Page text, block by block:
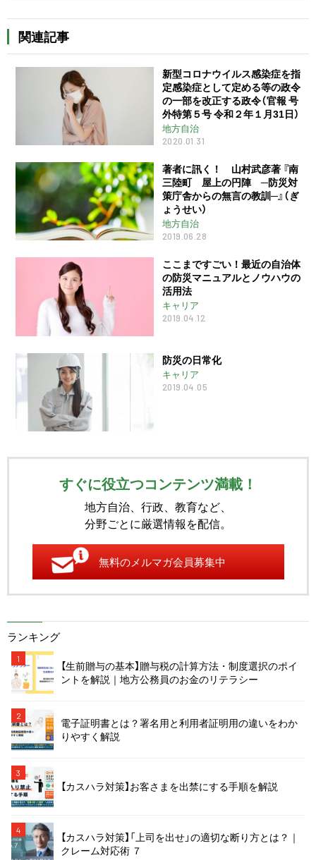
関連記事
新型コロナウイルス感染症を指
定感染症として定める等の政令
の一部を改正する政令（官報 号
外特第５号 令和２年１月31日）
地方自治
2020.01.31
著者に訊く！ 山村武彦著 『南
三陸町 屋上の円陣 ─防災対
策庁舎からの無言の教訓─』（ぎ
ょうせい）
地方自治
2019.06.28
ここまですごい！最近の自治体
の防災マニュアルとノウハウの
活用法
キャリア
2019.04.12
防災の日常化
キャリア
2019.04.05
すぐに役立つコンテンツ満載！
地方自治、行政、教育など、
分野ごとに厳選情報を配信。
無料のメルマガ会員募集中
ランキング
1
【生前贈与の基本】贈与税の計算方法・制度選択のポイ
ントを解説｜地方公務員のお金のリテラシー
2
電子証明書とは？署名用と利用者証明用の違いをわか
りやすく解説
3
【カスハラ対策】お客さまを出禁にする手順を解説
4
【カスハラ対策】「上司を出せ」の適切な断り方とは？｜
クレーム対応術 ７